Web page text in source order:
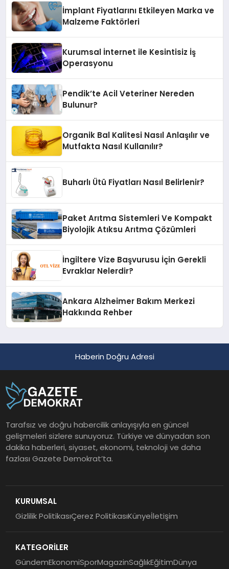
İmplant Fiyatlarını Etkileyen Marka ve
Malzeme Faktörleri
Kurumsal İnternet ile Kesintisiz İş
Operasyonu
Pendik’te Acil Veteriner Nereden
Bulunur?
Organik Bal Kalitesi Nasıl Anlaşılır ve
Mutfakta Nasıl Kullanılır?
Buharlı Ütü Fiyatları Nasıl Belirlenir?
Paket Arıtma Sistemleri Ve Kompakt
Biyolojik Atıksu Arıtma Çözümleri
İngiltere Vize Başvurusu İçin Gerekli
Evraklar Nelerdir?
Ankara Alzheimer Bakım Merkezi
Hakkında Rehber
Haberin Doğru Adresi
Tarafsız ve doğru habercilik anlayışıyla en güncel
gelişmeleri sizlere sunuyoruz. Türkiye ve dünyadan son
dakika haberleri, siyaset, ekonomi, teknoloji ve daha
fazlası Gazete Demokrat’ta.
KURUMSAL
Gizlilik PolitikasıÇerez PolitikasıKünyeİletişim
KATEGORİLER
GündemEkonomiSporMagazinSağlıkEğitimDünya